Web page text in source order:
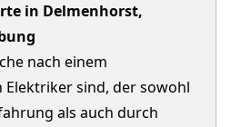
in Delmenhorst,
nach einem
sind, der sowohl
als auch durch